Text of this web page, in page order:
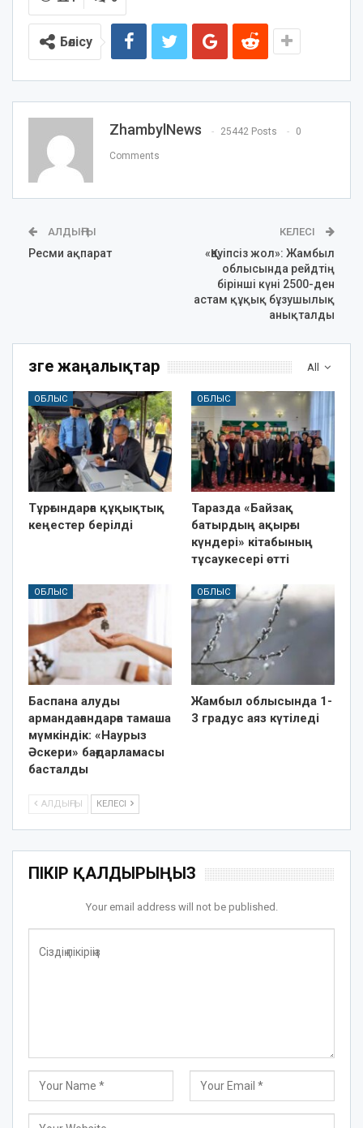
Бөлісу
ZhambylNews 25442 Posts 0
Comments
АЛДЫҢҒЫ
Ресми ақпарат
КЕЛЕСІ
«Қауіпсіз жол»: Жамбыл
облысында рейдтің
бірінші күні 2500-ден
астам құқық бұзушылық
анықталды
All
Өзге жаңалықтар
ОБЛЫС
Тұрғындарға құқықтық
кеңестер берілді
ОБЛЫС
Таразда «Байзақ
батырдың ақырғы
күндері» кітабының
тұсаукесері өтті
ОБЛЫС
Баспана алуды
армандағандарға тамаша
мүмкіндік: «Наурыз
Әскери» бағдарламасы
басталды
ОБЛЫС
Жамбыл облысында 1-
3 градус аяз күтіледі
АЛДЫҢҒЫ КЕЛЕСІ
ПІКІР ҚАЛДЫРЫҢЫЗ
Your email address will not be published.